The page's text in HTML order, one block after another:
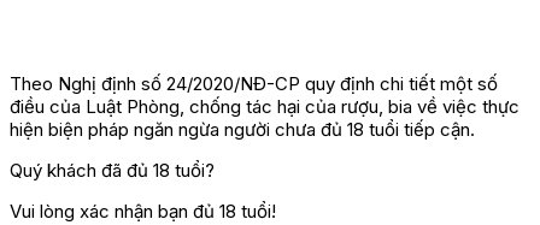
Theo Nghị định số 24/2020/NĐ-CP quy định chi tiết một số
điều của Luật Phòng, chống tác hại của rượu, bia về việc thực
hiện biện pháp ngăn ngừa người chưa đủ 18 tuổi tiếp cận.
Quý khách đã đủ 18 tuổi?
Vui lòng xác nhận bạn đủ 18 tuổi!